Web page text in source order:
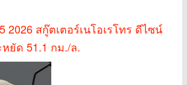
2026 สกู๊ตเตอร์เนโอเรโทร ดีไซน์
หยัด 51.1 กม./ล.